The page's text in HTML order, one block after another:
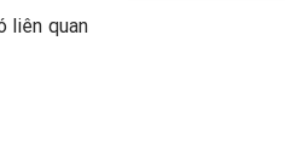
liên quan